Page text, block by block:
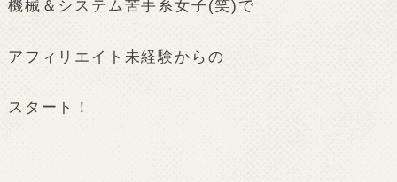
機械＆システム苦手系女子(笑)で
アフィリエイト未経験からの
スタート！